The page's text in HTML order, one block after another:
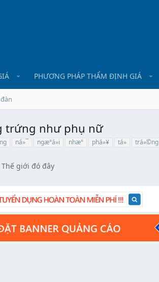
PHƯƠNG PHÁP THẨM ĐỊNH GIÁ
trứng như phụ nữ
ná»¯ ngæ°á»i nhæ° phá»¥ tá»­ trá»©ng
Thế giới đó đây